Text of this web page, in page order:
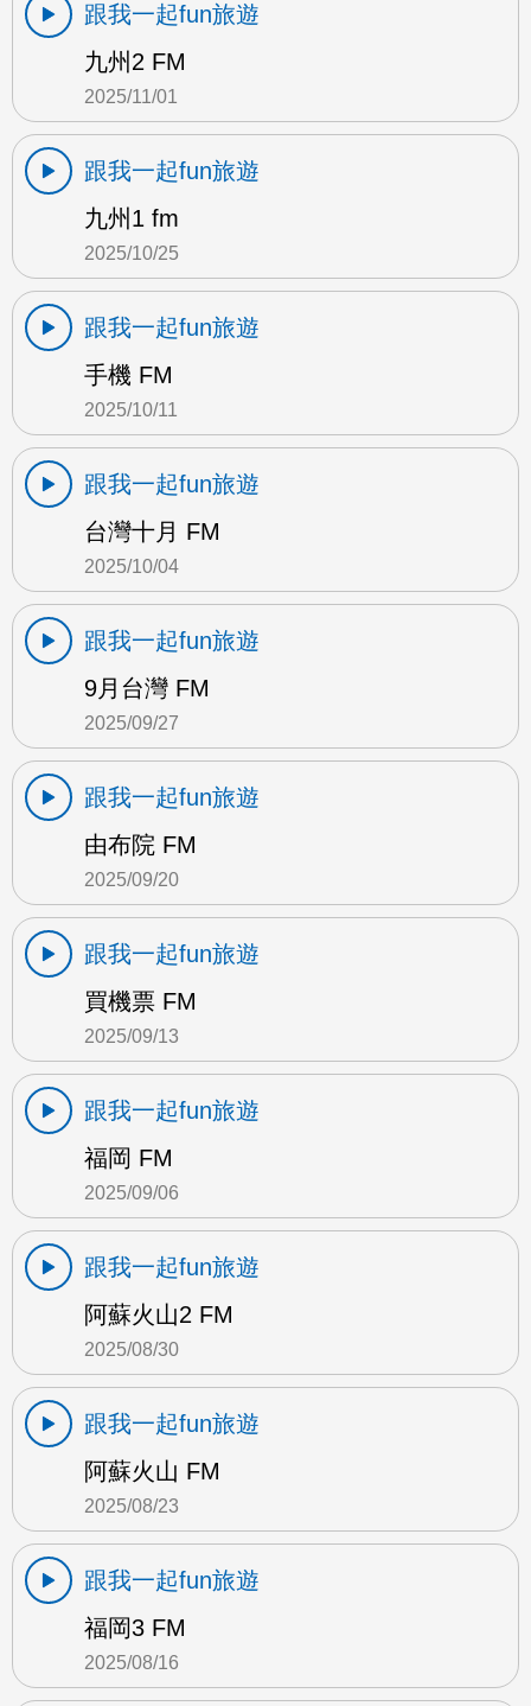
跟我一起fun旅遊
九州2 FM
2025/11/01
跟我一起fun旅遊
九州1 fm
2025/10/25
跟我一起fun旅遊
手機 FM
2025/10/11
跟我一起fun旅遊
台灣十月 FM
2025/10/04
跟我一起fun旅遊
9月台灣 FM
2025/09/27
跟我一起fun旅遊
由布院 FM
2025/09/20
跟我一起fun旅遊
買機票 FM
2025/09/13
跟我一起fun旅遊
福岡 FM
2025/09/06
跟我一起fun旅遊
阿蘇火山2 FM
2025/08/30
跟我一起fun旅遊
阿蘇火山 FM
2025/08/23
跟我一起fun旅遊
福岡3 FM
2025/08/16